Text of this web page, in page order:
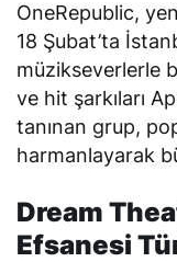
OneRepublic,
18 Şubat’ta
müzikseverlerle
ve hit şarkıları
tanınan grup,
harmanlayarak
Dream
Efsanesi